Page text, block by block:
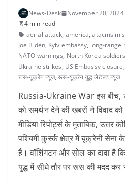
News-Desk November 20, 2024
4 min read
aerial attack, america,atacms
Joe Biden, Kyiv embassy, long-range
NATO warnings, North Korea soldiers
Ukraine strikes, US Embassy closure,
रूस-यूक्रेन न्यूज,रूस-यूक्रेन युद्ध लेटेस्ट न्यूज
Russia-Ukraine War इस बीच,
को समर्थन देने की खबरों ने विवाद
मीडिया रिपोर्ट्स के मुताबिक, उत्तर
पश्चिमी कुर्स्क क्षेत्र में यूक्रेनी
है। वॉशिंगटन और सोल का दावा है
युद्ध में सीधे तौर पर रूस की मदद कर